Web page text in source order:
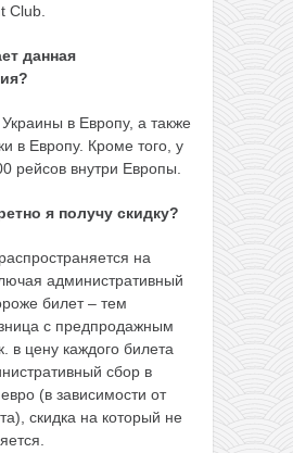
Club.
данная
в Европу, а также
в Европу. Кроме того, у
рейсов внутри Европы.
я получу скидку?
на
административный
билет – тем
с предпродажным
в цену каждого билета
сбор в
(в зависимости от
скидка на который не